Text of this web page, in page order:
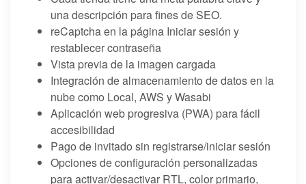
una descripción para fines de SEO.
reCaptcha en la página Iniciar sesión y
restablecer contraseña
Vista previa de la imagen cargada
Integración de almacenamiento de datos en la
nube como Local, AWS y Wasabi
Aplicación web progresiva (PWA) para fácil
accesibilidad
Pago de invitado sin registrarse/iniciar sesión
Opciones de configuración personalizadas
para activar/desactivar RTL, color primario,